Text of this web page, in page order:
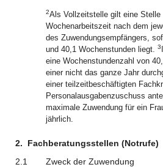
2Als Vollzeitstelle gilt eine Stelle
Wochenarbeitszeit nach dem
des Zuwendungsempfängers,
und 40,1 Wochenstunden liegt. 3
eine Wochenstundenzahl von
einer nicht das ganze Jahr
einer teilzeitbeschäftigten
Personalausgabenzuschuss
maximale Zuwendung für ein
jährlich.
2.
Fachberatungsstellen (Notrufe)
2.1
Zweck der Zuwendung